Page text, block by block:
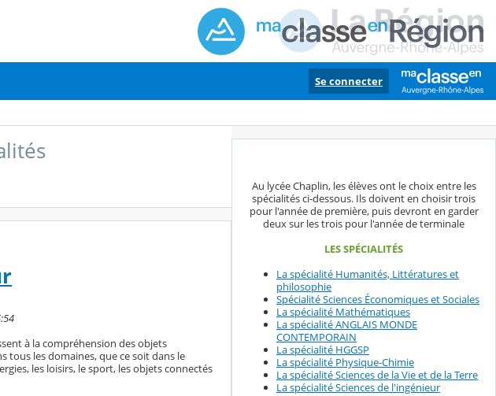
Se connecter
à la compréhension des objets
tous les domaines, que ce soit dans le
les loisirs, le sport, les objets connectés
Au lycée Chaplin, les élèves ont le choix entre les
spécialités ci-dessous. Ils doivent en choisir trois
pour l'année de première, puis devront en garder
deux sur les trois pour l'année de terminale
LES SPÉCIALITÉS
La spécialité Humanités, Littératures et
philosophie
Spécialité Sciences Économiques et Sociales
La spécialité Mathématiques
La spécialité ANGLAIS MONDE
CONTEMPORAIN
La spécialité HGGSP
La spécialité Physique-Chimie
La spécialité Sciences de la Vie et de la Terre
La spécialité Sciences de l'ingénieur